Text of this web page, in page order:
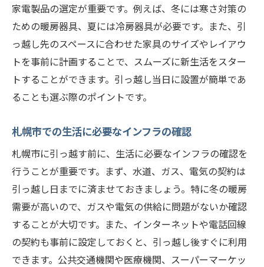
家電製品の選定が重要です。例えば、冬には寒さ対策の
ための暖房器具、夏には冷房器具が必要です。また、引
っ越し先のスペースに合わせた家具のサイズやレイアウ
トを事前に計画することで、スムーズに新生活をスター
トすることができます。引っ越し当日に設置が簡単であ
ることも選ぶ際のポイントです。
札幌市での生活に必要なインフラの確認
札幌市に引っ越す前に、生活に必要なインフラの確認を
行うことが重要です。まず、水道、ガス、電気の契約は
引っ越し日までに済ませておきましょう。特に冬の暖房
需要が高いので、ガスや電気の供給に問題がないか確認
することが大切です。また、インターネットや電話回線
の契約も事前に設定しておくと、引っ越し後すぐに利用
できます。公共交通機関や医療機関、スーパーマーケッ